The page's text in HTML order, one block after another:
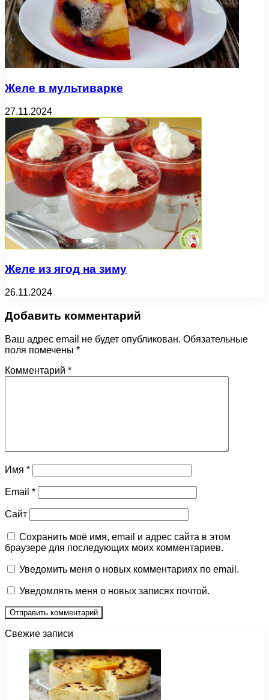
Желе в мультиварке
27.11.2024
Желе из ягод на зиму
26.11.2024
Добавить комментарий
Ваш адрес email не будет опубликован. Обязательные
поля помечены *
Комментарий *
Имя *
Email *
Сайт
Сохранить моё имя, email и адрес сайта в этом
браузере для последующих моих комментариев.
Уведомить меня о новых комментариях по email.
Уведомлять меня о новых записях почтой.
Свежие записи